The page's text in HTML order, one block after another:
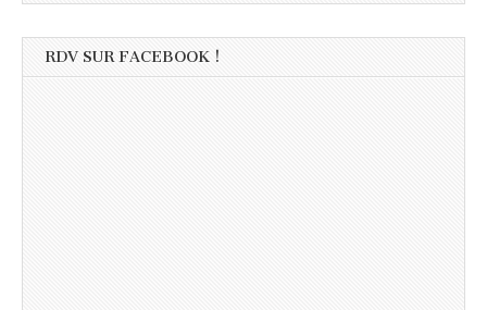
RDV SUR FACEBOOK !